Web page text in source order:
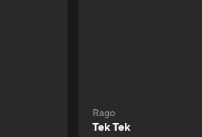
Rago
Tek Tek